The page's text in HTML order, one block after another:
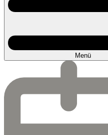
Menü